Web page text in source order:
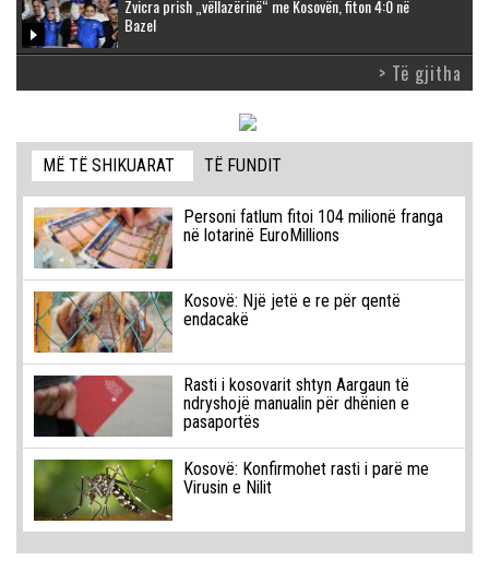
Zvicra prish „vëllazërinë“ me Kosovën, fiton 4:0 në
Bazel
> Të gjitha
MË TË SHIKUARAT TË FUNDIT
Personi fatlum fitoi 104 milionë franga
në lotarinë EuroMillions
Kosovë: Një jetë e re për qentë
endacakë
Rasti i kosovarit shtyn Aargaun të
ndryshojë manualin për dhënien e
pasaportës
Kosovë: Konfirmohet rasti i parë me
Virusin e Nilit